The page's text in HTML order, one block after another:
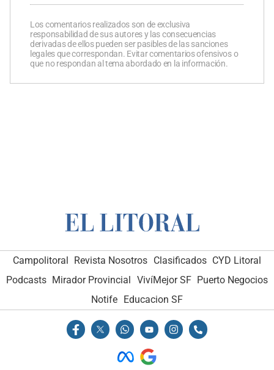
Los comentarios realizados son de exclusiva
responsabilidad de sus autores y las consecuencias
derivadas de ellos pueden ser pasibles de las sanciones
legales que correspondan. Evitar comentarios ofensivos o
que no respondan al tema abordado en la información.
Campolitoral Revista Nosotros Clasificados CYD Litoral
Podcasts Mirador Provincial VivíMejor SF Puerto Negocios
Notife
Educacion SF